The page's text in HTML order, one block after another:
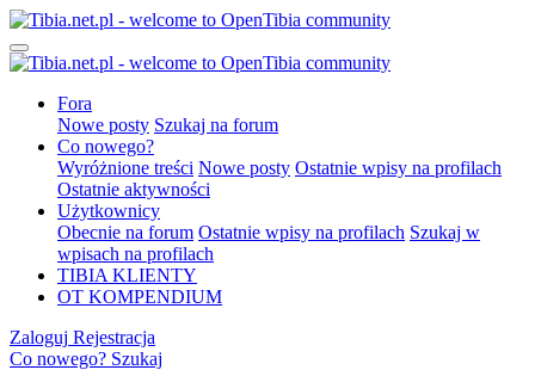
Fora
Nowe posty Szukaj na forum
Co nowego?
Wyróżnione treści Nowe posty Ostatnie wpisy na profilach
Ostatnie aktywności
Użytkownicy
Obecnie na forum Ostatnie wpisy na profilach Szukaj w
wpisach na profilach
TIBIA KLIENTY
OT KOMPENDIUM
Zaloguj Rejestracja
Co nowego? Szukaj